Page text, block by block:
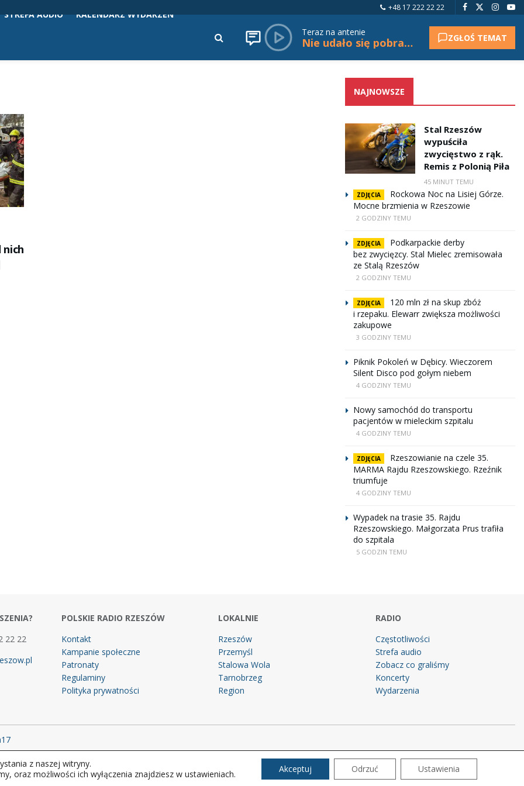
+48 17 222 22 22
STREFA AUDIO KALENDARZ WYDARZEŃ
Teraz na antenie
Nie udało się pobrać tytułu. ZGŁOŚ TEMAT
nich
NAJNOWSZE
Stal Rzeszów
wypuściła
zwycięstwo z rąk.
Remis z Polonią Piła
45 MINUT TEMU
ZDJĘCIA
Rockowa Noc na Lisiej Górze.
Mocne brzmienia w Rzeszowie
2 GODZINY TEMU
ZDJĘCIA
Podkarpackie derby
bez zwycięzcy. Stal Mielec zremisowała
ze Stalą Rzeszów
2 GODZINY TEMU
ZDJĘCIA
120 mln zł na skup zbóż
i rzepaku. Elewarr zwiększa możliwości
zakupowe
3 GODZINY TEMU
Piknik Pokoleń w Dębicy. Wieczorem
Silent Disco pod gołym niebem
4 GODZINY TEMU
Nowy samochód do transportu
pacjentów w mieleckim szpitalu
4 GODZINY TEMU
ZDJĘCIA
Rzeszowianie na czele 35.
MARMA Rajdu Rzeszowskiego. Rzeźnik
triumfuje
4 GODZINY TEMU
Wypadek na trasie 35. Rajdu
Rzeszowskiego. Małgorzata Prus trafiła
do szpitala
5 GODZIN TEMU
22 22
POLSKIE RADIO RZESZÓW
Kontakt
Kampanie społeczne
Patronaty
Regulaminy
Polityka prywatności
LOKALNIE
Rzeszów
Przemyśl
Stalowa Wola
Tarnobrzeg
Region
RADIO
Częstotliwości
Strefa audio
Zobacz co graliśmy
Koncerty
Wydarzenia
zastrzeżone.
z naszej witryny.
oraz możliwości ich wyłączenia znajdziesz w ustawieniach.
Akceptuj Odrzuć Ustawienia